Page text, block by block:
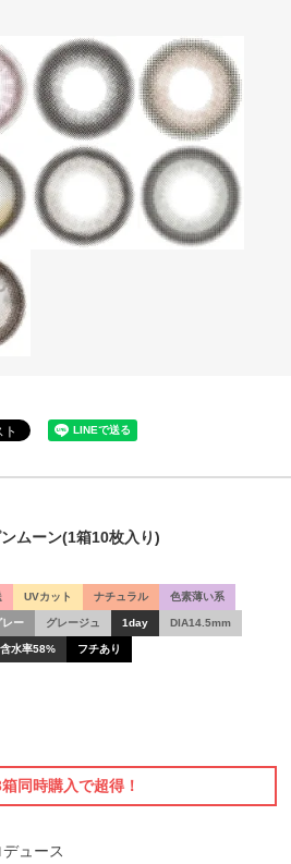
ムーン(1箱10枚入り)
UVカット ナチュラル 色素薄い系
レー グレージュ 1day DIA14.5mm
含水率58% フチあり
同時購入で超得！
デュース